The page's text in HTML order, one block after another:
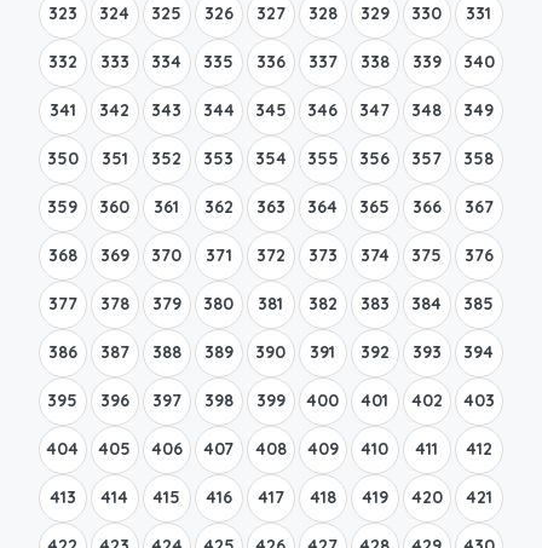
323 324 325 326 327 328 329 330 331
332 333 334 335 336 337 338 339 340
341 342 343 344 345 346 347 348 349
350 351 352 353 354 355 356 357 358
359 360 361 362 363 364 365 366 367
368 369 370 371 372 373 374 375 376
377 378 379 380 381 382 383 384 385
386 387 388 389 390 391 392 393 394
395 396 397 398 399 400 401 402 403
404 405 406 407 408 409 410 411 412
413 414 415 416 417 418 419 420 421